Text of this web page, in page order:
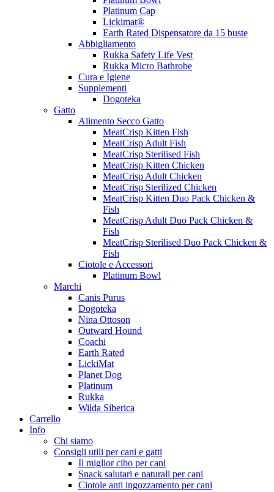
Platinum Cap
Lickimat®
Earth Rated Dispensatore da 15 buste
Abbigliamento
Rukka Safety Life Vest
Rukka Micro Bathrobe
Cura e Igiene
Supplementi
Dogoteka
Gatto
Alimento Secco Gatto
MeatCrisp Kitten Fish
MeatCrisp Adult Fish
MeatCrisp Sterilised Fish
MeatCrisp Kitten Chicken
MeatCrisp Adult Chicken
MeatCrisp Sterilized Chicken
MeatCrisp Kitten Duo Pack Chicken &
Fish
MeatCrisp Adult Duo Pack Chicken &
Fish
MeatCrisp Sterilised Duo Pack Chicken &
Fish
Ciotole e Accessori
Platinum Bowl
Marchi
Canis Purus
Dogoteka
Nina Ottoson
Outward Hound
Coachi
Earth Rated
LickiMat
Planet Dog
Platinum
Rukka
Wilda Siberica
Carrello
Info
Chi siamo
Consigli utili per cani e gatti
Il miglior cibo per cani
Snack salutari e naturali per cani
Ciotole anti ingozzamento per cani